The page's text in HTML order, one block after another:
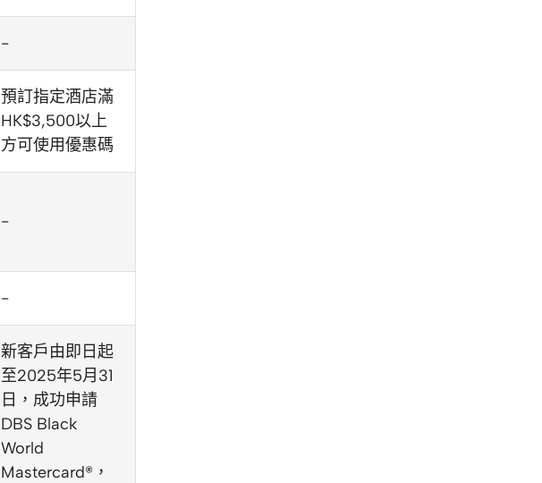
-
預訂指定酒店滿
HK$3,500以上
方可使用優惠碼
-
-
新客戶由即日起
至2025年5月31
日，成功申請
DBS Black
World
Mastercard®，